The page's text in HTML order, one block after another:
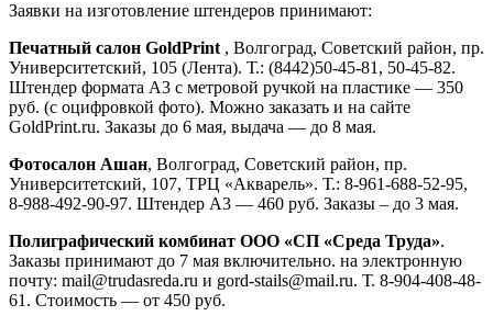
Заявки на изготовление штендеров принимают:
Печатный салон GoldPrint, Волгоград, Советский район, пр.
Университетский, 105 (Лента). Т.: (8442)50-45-81, 50-45-82.
Штендер формата А3 с метровой ручкой на пластике — 350
руб. (с оцифровкой фото). Можно заказать и на сайте
GoldPrint.ru. Заказы до 6 мая, выдача — до 8 мая.
Фотосалон Ашан, Волгоград, Советский район, пр.
Университетский, 107, ТРЦ «Акварель». Т.: 8-961-688-52-95,
8-988-492-90-97. Штендер А3 — 460 руб. Заказы – до 3 мая.
Полиграфический комбинат ООО «СП «Среда Труда».
Заказы принимают до 7 мая включительно. на электронную
почту: mail@trudasreda.ru и gord-stails@mail.ru. Т. 8-904-408-48-
61. Стоимость — от 450 руб.